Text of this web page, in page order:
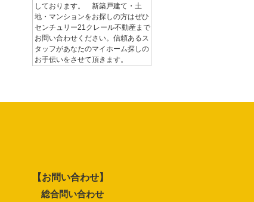
しております。 新築戸建て・土
地・マンションをお探しの方はぜひ
センチュリー21クレール不動産まで
お問い合わせください。信頼あるス
タッフがあなたのマイホーム探しの
お手伝いをさせて頂きます。
【お問い合わせ】
総合問い合わせ